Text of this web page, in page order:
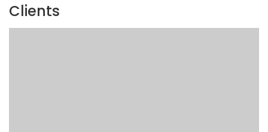
Clients